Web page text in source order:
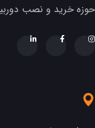
حوزه خرید و نصب